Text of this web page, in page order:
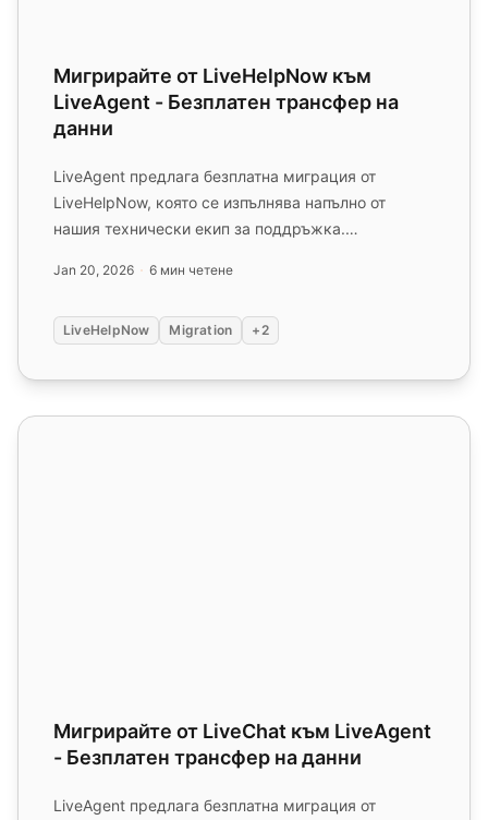
Мигрирайте от LiveHelpNow към
LiveAgent - Безплатен трансфер на
данни
LiveAgent предлага безплатна миграция от
LiveHelpNow, която се изпълнява напълно от
нашия технически екип за поддръжка.
Jan 20, 2026 6 мин четене
LiveHelpNow Migration +2
Мигрирайте от LiveChat към LiveAgent - Безплатен
Мигрирайте от LiveChat към LiveAgent
- Безплатен трансфер на данни
LiveAgent предлага безплатна миграция от